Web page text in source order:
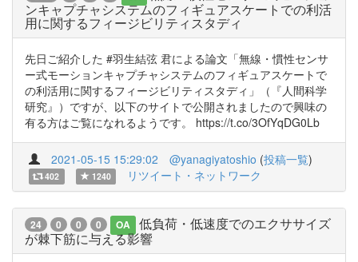
ンキャプチャシステムのフィギュアスケートでの利活
用に関するフィージビリティスタディ
先日ご紹介した #羽生結弦 君による論文「無線・慣性センサ
ー式モーションキャプチャシステムのフィギュアスケートで
の利活用に関するフィージビリティスタディ」（『人間科学
研究』）ですが、以下のサイトで公開されましたので興味の
有る方はご覧になれるようです。 https://t.co/3OfYqDG0Lb
2021-05-15 15:29:02 @yanagiyatoshio (投稿一覧)
402 1240 リツイート・ネットワーク
24 0 0 0 OA
低負荷・低速度でのエクササイズ
が棘下筋に与える影響